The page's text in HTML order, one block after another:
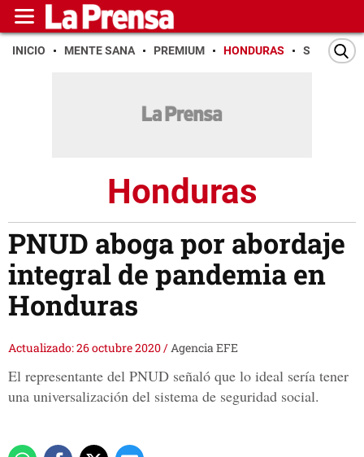
INICIO MENTE SANA PREMIUM HONDURAS SAN PEDRO
Honduras
PNUD aboga por abordaje
integral de pandemia en
Honduras
Actualizado: 26 octubre 2020/Agencia EFE
El representante del PNUD señaló que lo ideal sería tener
una universalización del sistema de seguridad social.